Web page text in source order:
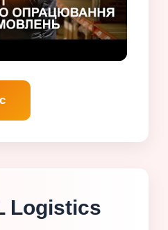
Logistics